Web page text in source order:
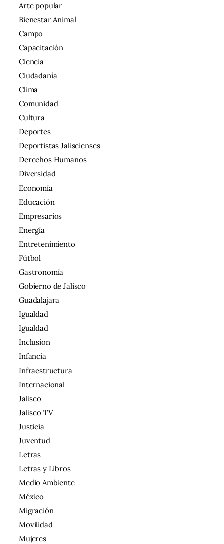
Arte popular
Bienestar Animal
Campo
Capacitación
Ciencia
Ciudadanía
Clima
Comunidad
Cultura
Deportes
Deportistas Jaliscienses
Derechos Humanos
Diversidad
Economía
Educación
Empresarios
Energía
Entretenimiento
Fútbol
Gastronomía
Gobierno de Jalisco
Guadalajara
Igualdad
Igualdad
Inclusion
Infancia
Infraestructura
Internacional
Jalisco
Jalisco TV
Justicia
Juventud
Letras
Letras y Libros
Medio Ambiente
México
Migración
Movilidad
Mujeres